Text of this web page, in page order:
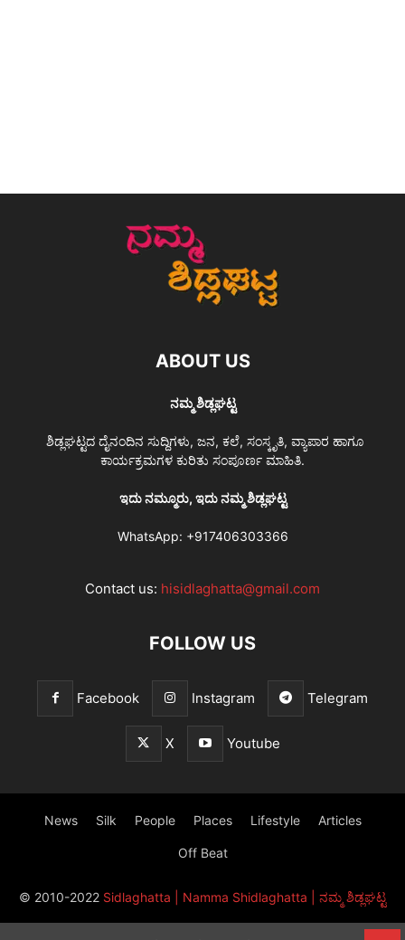
ABOUT US
ನಮ್ಮ ಶಿಡ್ಲಘಟ್ಟ
ಶಿಡ್ಲಘಟ್ಟದ ದೈನಂದಿನ ಸುದ್ದಿಗಳು, ಜನ, ಕಲೆ, ಸಂಸ್ಕೃತಿ, ವ್ಯಾಪಾರ ಹಾಗೂ
ಕಾರ್ಯಕ್ರಮಗಳ ಕುರಿತು ಸಂಪೂರ್ಣ ಮಾಹಿತಿ.
ಇದು ನಮ್ಮೂರು, ಇದು ನಮ್ಮ ಶಿಡ್ಲಘಟ್ಟ
WhatsApp: +917406303366
Contact us: hisidlaghatta@gmail.com
FOLLOW US
Facebook Instagram Telegram
X Youtube
News Silk People Places Lifestyle Articles
Off Beat
© 2010-2022 Sidlaghatta | Namma Shidlaghatta | ನಮ್ಮ ಶಿಡ್ಲಘಟ್ಟ